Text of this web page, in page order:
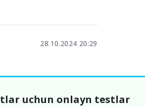
28.10.2024 20:29
uchun onlayn testlar